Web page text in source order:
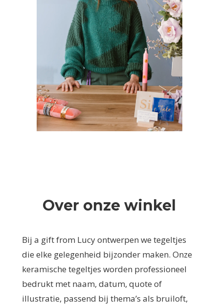
Over onze winkel
Bij a gift from Lucy ontwerpen we tegeltjes
die elke gelegenheid bijzonder maken. Onze
keramische tegeltjes worden professioneel
bedrukt met naam, datum, quote of
illustratie, passend bij thema’s als bruiloft,